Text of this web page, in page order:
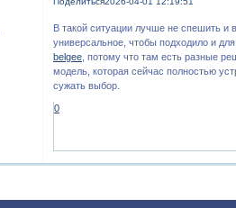
В такой ситуации лучше не спешить и
универсальное, чтобы подходило и
belgee , потому что там есть разные
модель, которая сейчас полностью
сужать выбор.
0